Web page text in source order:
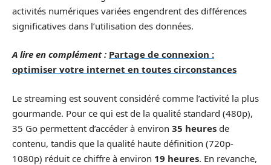
activités numériques variées engendrent des différences
significatives dans l’utilisation des données.
A lire en complément : Partage de connexion :
optimiser votre internet en toutes circonstances
Le streaming est souvent considéré comme l’activité la plus
gourmande. Pour ce qui est de la qualité standard (480p),
35 Go permettent d’accéder à environ 35 heures de
contenu, tandis que la qualité haute définition (720p-
1080p) réduit ce chiffre à environ 19 heures. En revanche,